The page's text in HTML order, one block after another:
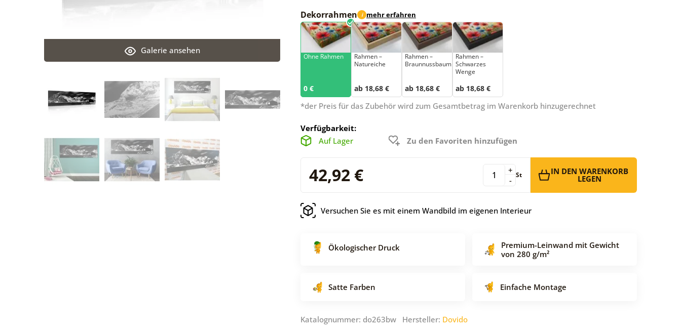
Galerie ansehen
Dekorrahmen i mehr erfahren
Ohne Rahmen
0 €
Rahmen –
Natureiche
ab 18,68 €
Rahmen –
Braunnussbaum
ab 18,68 €
Rahmen –
Schwarzes
Wenge
ab 18,68 €
*der Preis für das Zubehör wird zum Gesamtbetrag im Warenkorb hinzugerechnet
Verfügbarkeit:
Auf Lager
Zu den Favoriten hinzufügen
42,92 € -
+ St IN DEN WARENKORB
LEGEN
Versuchen Sie es mit einem Wandbild im eigenen Interieur
Ökologischer Druck
Premium-Leinwand mit Gewicht
von 280 g/m²
Satte Farben Einfache Montage
Katalognummer: do263bw Hersteller: Dovido